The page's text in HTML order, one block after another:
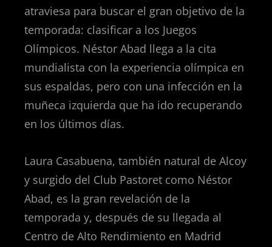
atraviesa para buscar el gran objetivo de la
temporada: clasificar a los Juegos
Olímpicos. Néstor Abad llega a la cita
mundialista con la experiencia olímpica en
sus espaldas, pero con una infección en la
muñeca izquierda que ha ido recuperando
en los últimos días.
Laura Casabuena, también natural de Alcoy
y surgido del Club Pastoret como Néstor
Abad, es la gran revelación de la
temporada y, después de su llegada al
Centro de Alto Rendimiento en Madrid